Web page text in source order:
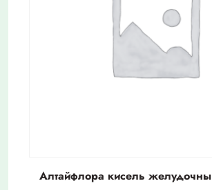
Алтайфлора кисель